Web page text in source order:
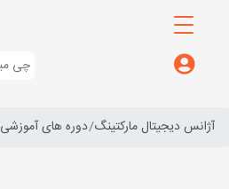
آژانس دیجیتال مارکتینگ دوره های آموزشی